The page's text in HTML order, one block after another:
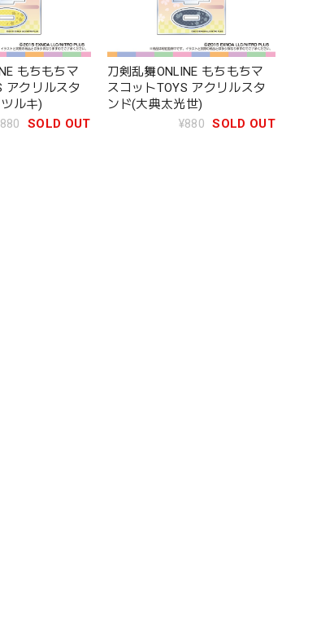
もちもちマ
アクリルスタ
ルキ)
SOLD OUT
刀剣乱舞ONLINE もちもちマ
スコットTOYS アクリルスタ
ンド(大典太光世)
¥880 SOLD OUT